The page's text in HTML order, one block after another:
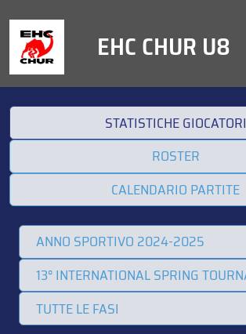
EHC CHUR U8
STATISTICHE GIOCATORI
ROSTER
CALENDARIO PARTITE